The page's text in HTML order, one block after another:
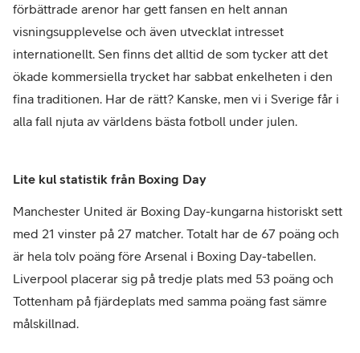
förbättrade arenor har gett fansen en helt annan
visningsupplevelse och även utvecklat intresset
internationellt. Sen finns det alltid de som tycker att det
ökade kommersiella trycket har sabbat enkelheten i den
fina traditionen. Har de rätt? Kanske, men vi i Sverige får i
alla fall njuta av världens bästa fotboll under julen.
Lite kul statistik från Boxing Day
Manchester United är Boxing Day-kungarna historiskt sett
med 21 vinster på 27 matcher. Totalt har de 67 poäng och
är hela tolv poäng före Arsenal i Boxing Day-tabellen.
Liverpool placerar sig på tredje plats med 53 poäng och
Tottenham på fjärdeplats med samma poäng fast sämre
målskillnad.